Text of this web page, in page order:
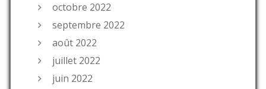
octobre 2022
septembre 2022
août 2022
juillet 2022
juin 2022